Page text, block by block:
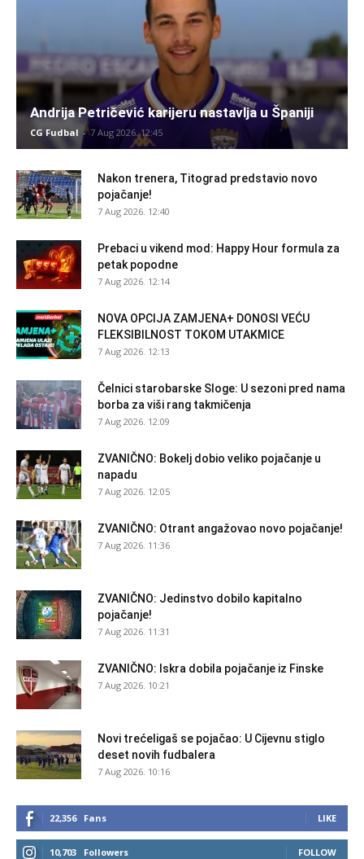
Andrija Petričević karijeru nastavlja u Španiji
CG Fudbal - 7 Aug 2026. 12:45
Nakon trenera, Titograd predstavio novo
pojačanje!
7 Aug 2026. 12:40
Prebaci u vikend mod: Happy Hour formula za
petak popodne
7 Aug 2026. 12:14
NOVA OPCIJA ZAMJENA+ DONOSI VEĆU
FLEKSIBILNOST TOKOM UTAKMICE
7 Aug 2026. 12:13
Čelnici starobarske Sloge: U sezoni pred nama
borba za viši rang takmičenja
7 Aug 2026. 12:09
ZVANIČNO: Bokelj dobio veliko pojačanje u
napadu
7 Aug 2026. 12:05
ZVANIČNO: Otrant angažovao novo pojačanje!
7 Aug 2026. 11:36
ZVANIČNO: Jedinstvo dobilo kapitalno
pojačanje!
7 Aug 2026. 11:31
ZVANIČNO: Iskra dobila pojačanje iz Finske
7 Aug 2026. 10:21
Novi trećeligaš se pojačao: U Cijevnu stiglo
deset novih fudbalera
7 Aug 2026. 10:16
22,356 Fans LIKE
10,703 Followers FOLLOW